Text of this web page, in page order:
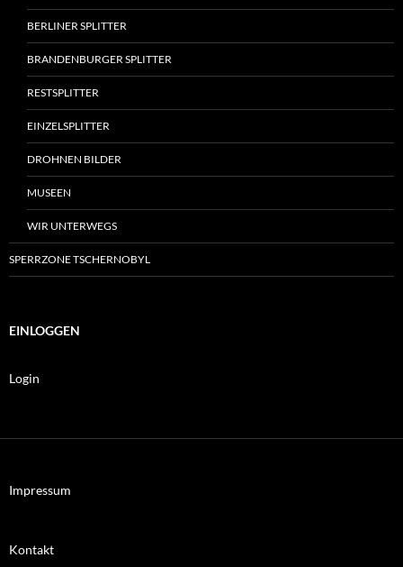
BERLINER SPLITTER
BRANDENBURGER SPLITTER
RESTSPLITTER
EINZELSPLITTER
DROHNEN BILDER
MUSEEN
WIR UNTERWEGS
SPERRZONE TSCHERNOBYL
EINLOGGEN
Login
Impressum
Kontakt